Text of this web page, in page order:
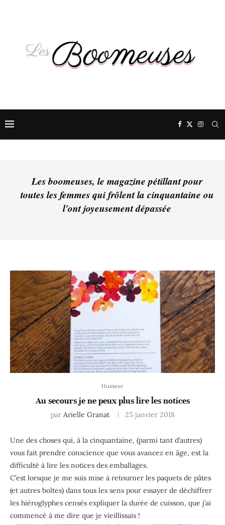
Les boomeuses, le magazine pétillant pour
toutes les femmes qui frôlent la cinquantaine ou
l'ont joyeusement dépassée
Humeur
Au secours je ne peux plus lire les notices
par Arielle Granat 25 janvier 2018
Une des choses qui, à la cinquantaine, (parmi tant d’autres)
vous fait prendre conscience que vous avancez en âge, est la
difficulté à lire les notices des emballages.
C’est lorsque je me suis mise à retourner les paquets de pâtes
(et autres boîtes) dans tous les sens pour essayer de déchiffrer
les hiéroglyphes censés expliquer la durée de cuisson, que j’ai
commencé à me dire que je vieillissais !